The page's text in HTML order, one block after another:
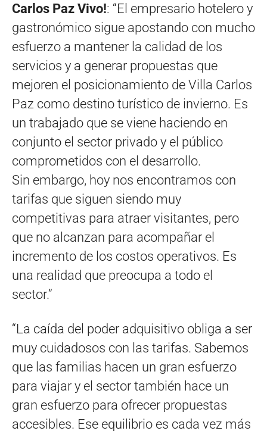
Carlos Paz Vivo!: “El empresario hotelero y
gastronómico sigue apostando con mucho
esfuerzo a mantener la calidad de los
servicios y a generar propuestas que
mejoren el posicionamiento de Villa Carlos
Paz como destino turístico de invierno. Es
un trabajado que se viene haciendo en
conjunto el sector privado y el público
comprometidos con el desarrollo.
Sin embargo, hoy nos encontramos con
tarifas que siguen siendo muy
competitivas para atraer visitantes, pero
que no alcanzan para acompañar el
incremento de los costos operativos. Es
una realidad que preocupa a todo el
sector.”
“La caída del poder adquisitivo obliga a ser
muy cuidadosos con las tarifas. Sabemos
que las familias hacen un gran esfuerzo
para viajar y el sector también hace un
gran esfuerzo para ofrecer propuestas
accesibles. Ese equilibrio es cada vez más